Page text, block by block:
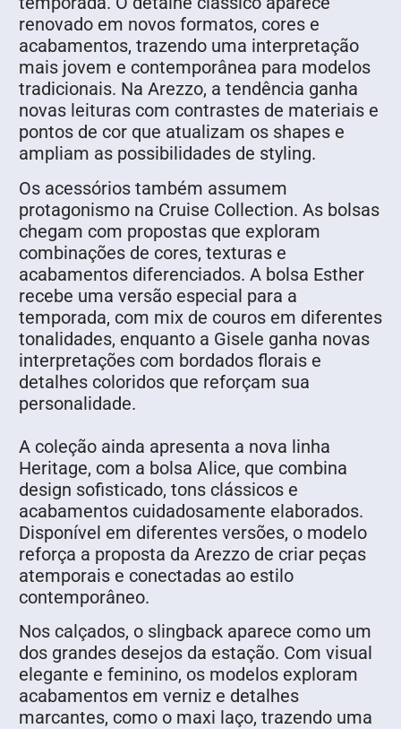
renovado em novos formatos, cores e
acabamentos, trazendo uma interpretação
mais jovem e contemporânea para modelos
tradicionais. Na Arezzo, a tendência ganha
novas leituras com contrastes de materiais e
pontos de cor que atualizam os shapes e
ampliam as possibilidades de styling.
Os acessórios também assumem
protagonismo na Cruise Collection. As bolsas
chegam com propostas que exploram
combinações de cores, texturas e
acabamentos diferenciados. A bolsa Esther
recebe uma versão especial para a
temporada, com mix de couros em diferentes
tonalidades, enquanto a Gisele ganha novas
interpretações com bordados florais e
detalhes coloridos que reforçam sua
personalidade.
A coleção ainda apresenta a nova linha
Heritage, com a bolsa Alice, que combina
design sofisticado, tons clássicos e
acabamentos cuidadosamente elaborados.
Disponível em diferentes versões, o modelo
reforça a proposta da Arezzo de criar peças
atemporais e conectadas ao estilo
contemporâneo.
Nos calçados, o slingback aparece como um
dos grandes desejos da estação. Com visual
elegante e feminino, os modelos exploram
acabamentos em verniz e detalhes
marcantes, como o maxi laço, trazendo uma